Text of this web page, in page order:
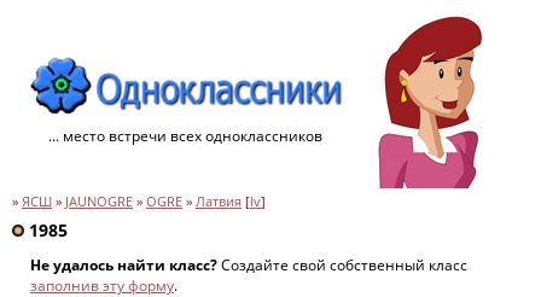
... место встречи всех одноклассников
» ЯСШ » JAUNOGRE » OGRE » Латвия [lv]
1985
Не удалось найти класс?Создайте свой собственный класс
заполнив эту форму.